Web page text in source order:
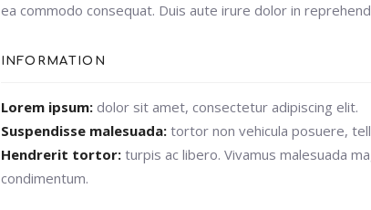
ea commodo consequat. Duis aute irure dolor in
INFORMATION
Lorem ipsum:dolor sit amet, consectetur adipiscing elit.
Suspendisse malesuada:tortor non vehicula posuere,
Hendrerit tortor:turpis ac libero. Vivamus malesuada
condimentum.